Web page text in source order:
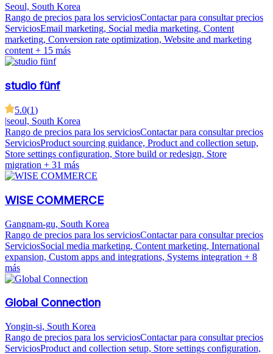
Seoul, South Korea
Rango de precios para los serviciosContactar para consultar precios
ServiciosEmail marketing, Social media marketing, Content
marketing, Conversion rate optimization, Website and marketing
content + 15 más
studio fünf
5.0(1)
|seoul, South Korea
Rango de precios para los serviciosContactar para consultar precios
ServiciosProduct sourcing guidance, Product and collection setup,
Store settings configuration, Store build or redesign, Store
migration + 31 más
WISE COMMERCE
Gangnam-gu, South Korea
Rango de precios para los serviciosContactar para consultar precios
ServiciosSocial media marketing, Content marketing, International
expansion, Custom apps and integrations, Systems integration + 8
más
Global Connection
Yongin-si, South Korea
Rango de precios para los serviciosContactar para consultar precios
ServiciosProduct and collection setup, Store settings configuration,